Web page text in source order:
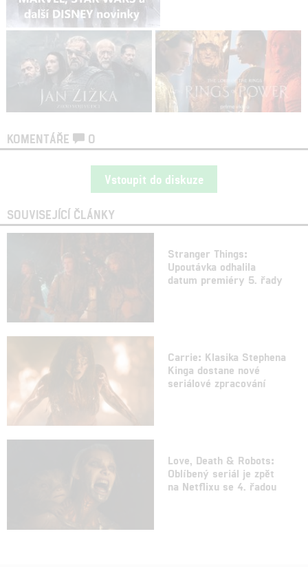
KOMENTÁŘE 0
Vstoupit do diskuze
SOUVISEJÍCÍ ČLÁNKY
Stranger Things:
Upoutávka odhalila
datum premiéry 5. řady
Carrie: Klasika Stephena
Kinga dostane nové
seriálové zpracování
Love, Death & Robots:
Oblíbený seriál je zpět
na Netflixu se 4. řadou